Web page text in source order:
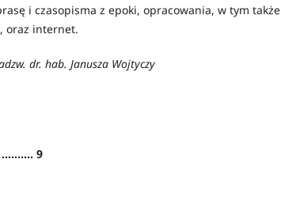
i czasopisma z epoki, opracowania, w tym także
oraz internet.
dr. hab. Janusza Wojtyczy
9